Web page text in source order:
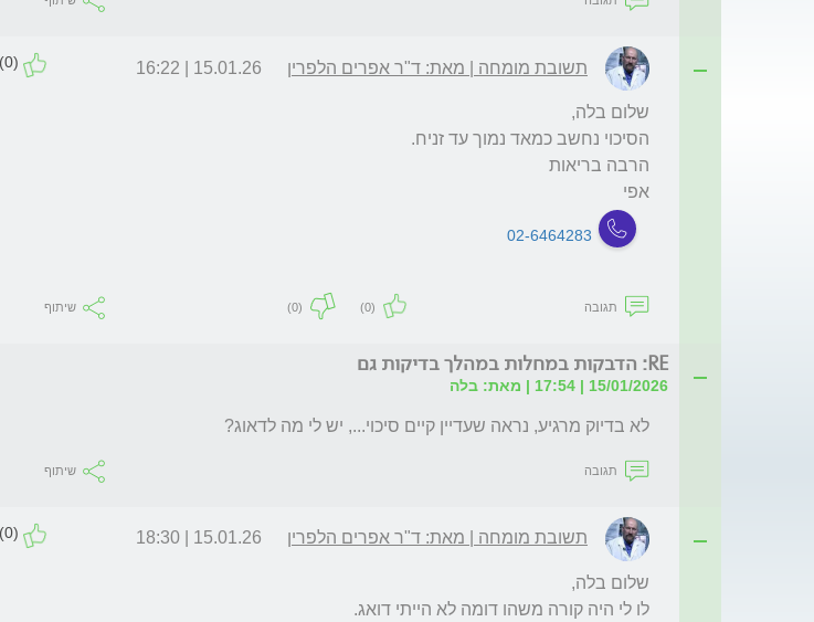
תשובת מומחה | מאת: ד"ר אפרים הלפרין 15.01.26 | 16:22
(0)
אפי
02-6464283
תגובה (0)
(0) שיתוף
RE: הדבקות במחלות במהלך בדיקות גם
15/01/2026 | 17:54 | מאת: בלה
לא בדיוק מרגיע, נראה שעדיין קיים סיכוי..., יש לי מה לדאוג?
תגובה שיתוף
תשובת מומחה | מאת: ד"ר אפרים הלפרין 15.01.26 | 18:30
(0)